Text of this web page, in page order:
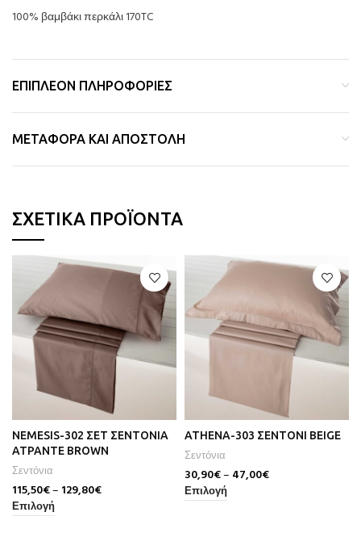
100% βαμβάκι περκάλι 170TC
ΕΠΙΠΛΈΟΝ ΠΛΗΡΟΦΟΡΊΕΣ
ΜΕΤΑΦΟΡΆ ΚΑΙ ΑΠΟΣΤΟΛΉ
ΣΧΕΤΙΚΆ ΠΡΟΪΌΝΤΑ
NEMESIS-302 ΣΕΤ ΣΕΝΤΟΝΙΑ
ΑΤΡΑΝΤΕ BROWN
Σεντόνια
115,50€– 129,80€
Επιλογή
ATHENA-303 ΣΕΝΤΟΝΙ BEIGE
Σεντόνια
30,90€– 47,00€
Επιλογή